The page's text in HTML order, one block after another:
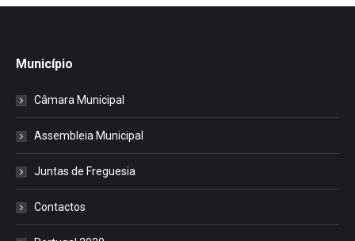
Município
Câmara Municipal
Assembleia Municipal
Juntas de Freguesia
Contactos